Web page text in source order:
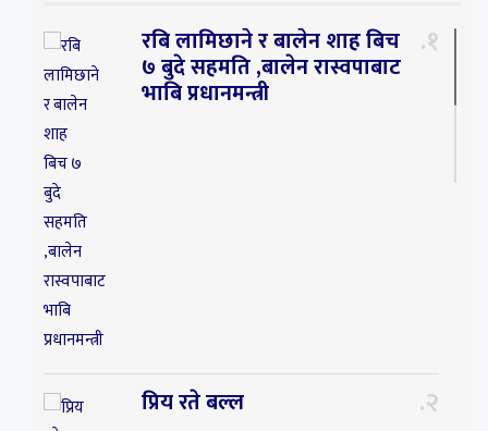
रबि लामिछाने र बालेन शाह बिच
७ बुदे सहमति ,बालेन रास्वपाबाट
भाबि प्रधानमन्त्री
१
प्रिय रते बल्ल २